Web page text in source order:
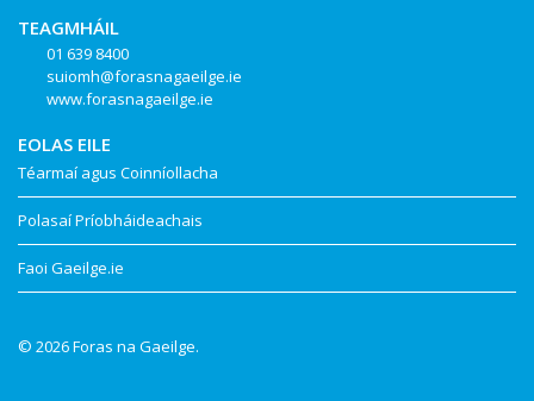
TEAGMHÁIL
01 639 8400
suiomh@forasnagaeilge.ie
www.forasnagaeilge.ie
EOLAS EILE
Téarmaí agus Coinníollacha
Polasaí Príobháideachais
Faoi Gaeilge.ie
© 2026 Foras na Gaeilge.